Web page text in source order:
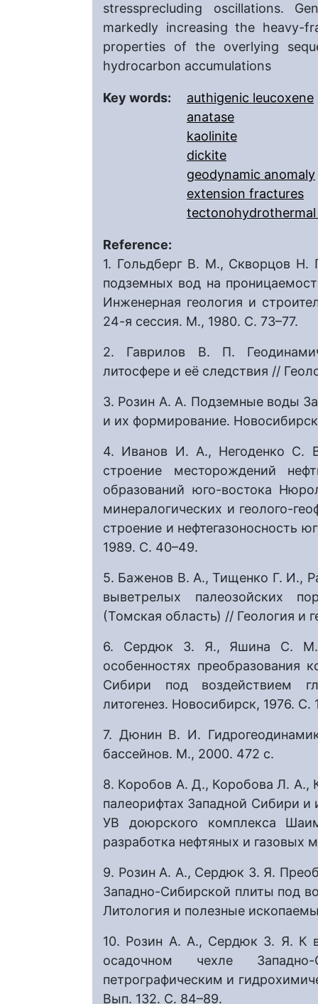
stressprecluding oscillations.
markedly increasing the heavy-
properties of the overlying
hydrocarbon accumulations
Key words:
authigenic leucoxene
anatase
kaolinite
dickite
geodynamic anomaly
extension fractures
Reference:
1. Гольдберг В. М., Скворцов Н.
подземных вод на
Инженерная геология и
24-я сессия. М., 1980. С. 73–77.
2. Гаврилов В. П.
литосфере и её следствия //
3. Розин А. А. Подземные воды
и их формирование.
4. Иванов И. А., Негоденко С.
строение месторождений
образований юго-востока
минералогических и геолого-
строение и нефтегазоносность
1989. С. 40–49.
5. Баженов В. А., Тищенко Г. И.,
выветрелых палеозойских
(Томская область) // Геология и
6. Сердюк З. Я., Яшина С.
особенностях преобразования
Сибири под воздействием
литогенез. Новосибирск, 1976. С.
7. Дюнин В. И.
бассейнов. М., 2000. 472 с.
8. Коробов А. Д., Коробова Л. А.,
палеорифтах Западной Сибири
УВ доюрского комплекса
разработка нефтяных и
9. Розин А. А., Сердюк З. Я.
Западно-Сибирской плиты под
Литология и полезные
10. Розин А. А., Сердюк З. Я. К
осадочном чехле
петрографическим и
Вып. 132. С. 84–89.